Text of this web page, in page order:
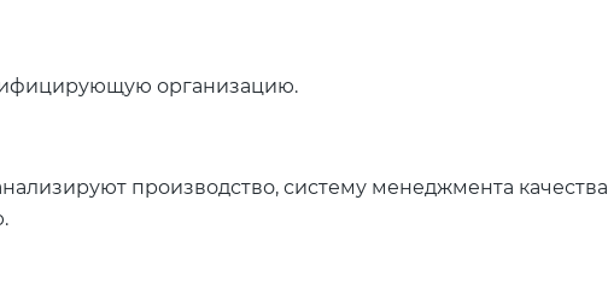
организацию.
производство, систему менеджмента качества